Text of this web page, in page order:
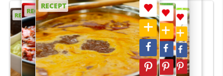
RECEPT
RECEPT
RECEPT
RECEPT
RECEPT